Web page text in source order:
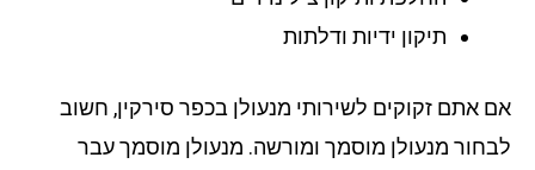
תיקון ידיות ודלתות
אתם זקוקים לשירותי מנעולן בכפר סירקין, חשוב
מנעולן מוסמך ומורשה. מנעולן מוסמך עבר